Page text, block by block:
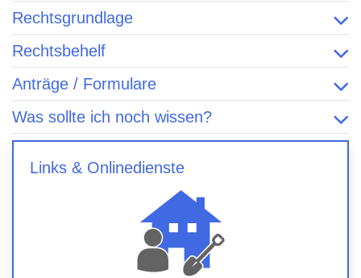
Rechtsgrundlage
Rechtsbehelf
Anträge / Formulare
Was sollte ich noch wissen?
Links & Onlinedienste